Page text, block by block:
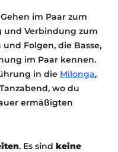
im Paar zum
und Verbindung zum
Folgen, die Basse,
im Paar kennen.
in die Milonga,
wo du
ermäßigten
n. Es sind keine